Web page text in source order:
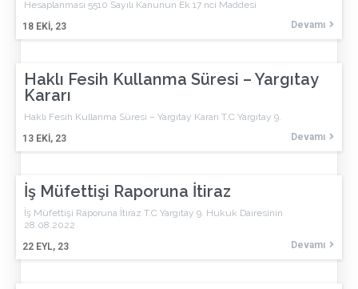
18 EKI, 23
Hesaplanması 5510 Sayılı Kanunun Ek 17 nci Maddesi
Devamı
Haklı Fesih Kullanma Süresi – Yargıtay
Kararı
13 EKI, 23
Haklı Fesih Kullanma Süresi – Yargıtay Kararı T.C Yargıtay 9.
Devamı
İş Müfettişi Raporuna İtiraz
22 EYL, 23
İş Müfettişi Raporuna İtiraz T.C Yargıtay 9. Hukuk Dairesinin
28.08.2022
Devamı